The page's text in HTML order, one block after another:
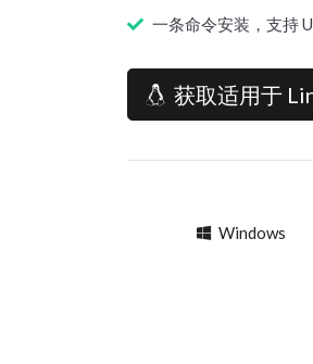
一条命令安装，支持
获取适用于
Windows